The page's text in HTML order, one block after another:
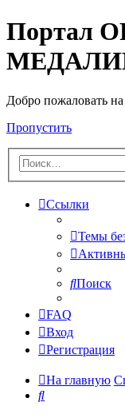
Портал
Добро пожаловать
Пропустить
Ссылки
Темы
Поиск
FAQ
Вход
Регистрация
На главную
Поиск